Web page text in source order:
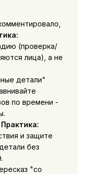
(проверка/
лица), а не
детали"
по времени -
Практика:
и защите
без
"со